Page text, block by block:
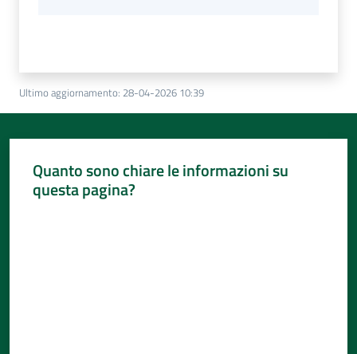
Ultimo aggiornamento: 28-04-2026 10:39
Quanto sono chiare le informazioni su
questa pagina?